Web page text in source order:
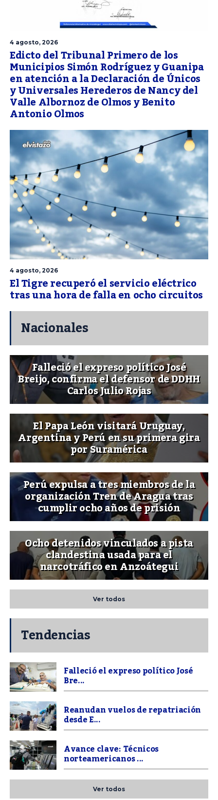
4 agosto, 2026
Edicto del Tribunal Primero de los
Municipios Simón Rodríguez y Guanipa
en atención a la Declaración de Únicos
y Universales Herederos de Nancy del
Valle Albornoz de Olmos y Benito
Antonio Olmos
4 agosto, 2026
El Tigre recuperó el servicio eléctrico
tras una hora de falla en ocho circuitos
Nacionales
Falleció el expreso político José
Breijo, confirma el defensor de DDHH
Carlos Julio Rojas
El Papa León visitará Uruguay,
Argentina y Perú en su primera gira
por Suramérica
Perú expulsa a tres miembros de la
organización Tren de Aragua tras
cumplir ocho años de prisión
Ocho detenidos vinculados a pista
clandestina usada para el
narcotráfico en Anzoátegui
Ver todos
Tendencias
Falleció el expreso político José
Bre...
Reanudan vuelos de repatriación
desde E...
Avance clave: Técnicos
norteamericanos ...
Ver todos